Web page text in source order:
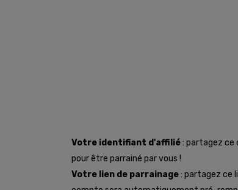
Votre identifiant d'affilié: partagez ce
pour être parrainé par vous !
Votre lien de parrainage: partagez ce